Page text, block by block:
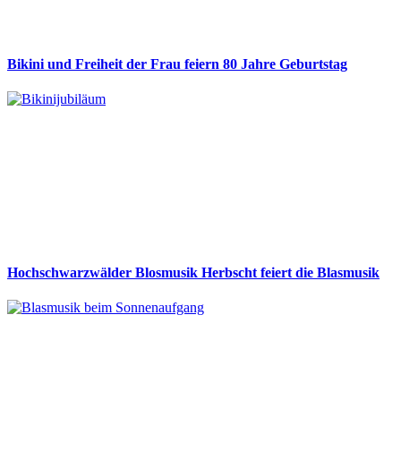
Bikini und Freiheit der Frau feiern 80 Jahre Geburtstag
Hochschwarzwälder Blosmusik Herbscht feiert die Blasmusik